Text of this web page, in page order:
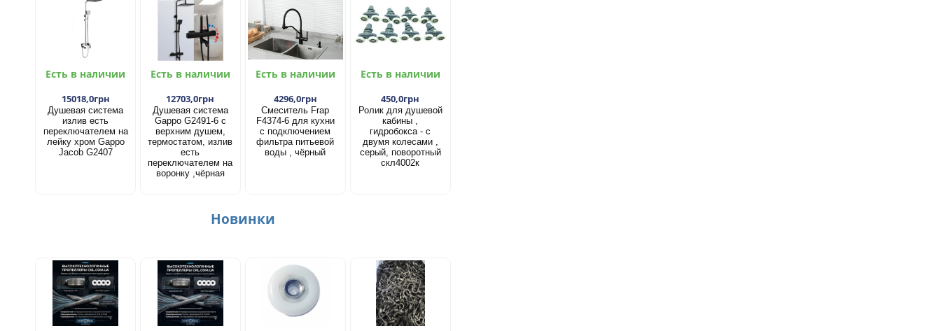
Есть в наличии
15018,0грн
Душевая система
излив есть
переключателем на
лейку хром Gappo
Jacob G2407
Есть в наличии
12703,0грн
Душевая система
Gappo G2491-6 с
верхним душем,
термостатом, излив
есть
переключателем на
воронку ,чёрная
Есть в наличии
4296,0грн
Смеситель Frap
F4374-6 для кухни
с подключением
фильтра питьевой
воды , чёрный
Есть в наличии
450,0грн
Ролик для душевой
кабины ,
гидробокса - с
двумя колесами ,
серый, поворотный
скл4002к
Новинки